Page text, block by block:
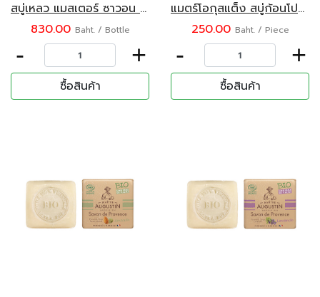
สบู่เหลว แมสเตอร์ ซาวอน เดอ มาร์เซย์ กลิ่นลาเวนเดอร์ ขนาด 1000 มล.
830.00 Baht. / Bottle
- +
ซื้อสินค้า
แมตร์โอกุสแต็ง สบู่ก้อนโปรวองซ์ กลิ่นกุหลาบ 100 กรัม
250.00 Baht. / Piece
- +
ซื้อสินค้า